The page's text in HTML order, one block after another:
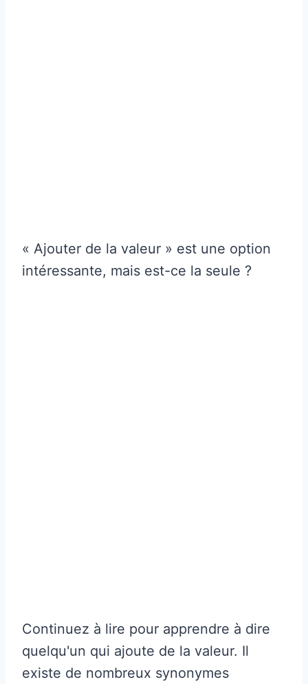
« Ajouter de la valeur » est une option
intéressante, mais est-ce la seule ?
Continuez à lire pour apprendre à dire
quelqu'un qui ajoute de la valeur. Il
existe de nombreux synonymes